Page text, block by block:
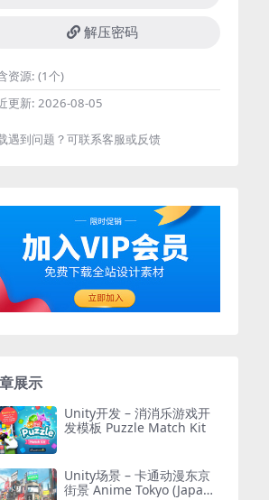
解压密码
资源: (1个)
更新: 2026-08-05
遇到问题？可联系客服或反馈
展示
Unity开发 – 消消乐游戏开
发模板 Puzzle Match Kit
Unity场景 – 卡通动漫东京
街景 Anime Tokyo (Japane